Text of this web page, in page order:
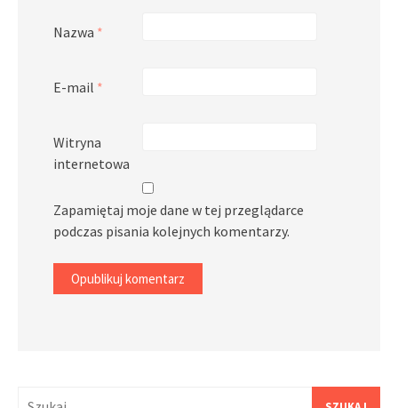
Nazwa *
E-mail *
Witryna
internetowa
Zapamiętaj moje dane w tej przeglądarce
podczas pisania kolejnych komentarzy.